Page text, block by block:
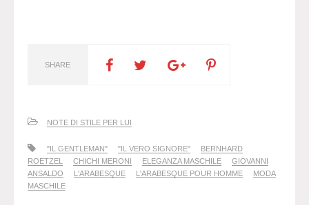
SHARE
NOTE DI STILE PER LUI
"IL GENTLEMAN" "IL VERO SIGNORE"
BERNHARD
ROETZEL
CHICHI MERONI ELEGANZA MASCHILE
GIOVANNI
ANSALDO
L'ARABESQUE L'ARABESQUE POUR HOMME
MODA
MASCHILE